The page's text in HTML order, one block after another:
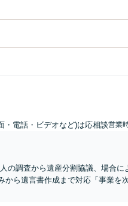
・電話・ビデオなど)は応相談営業
の調査から遺産分割協議、場合
から遺言書作成まで対応「事業を